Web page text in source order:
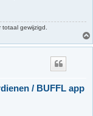
gewijzigd.
/ BUFFL app